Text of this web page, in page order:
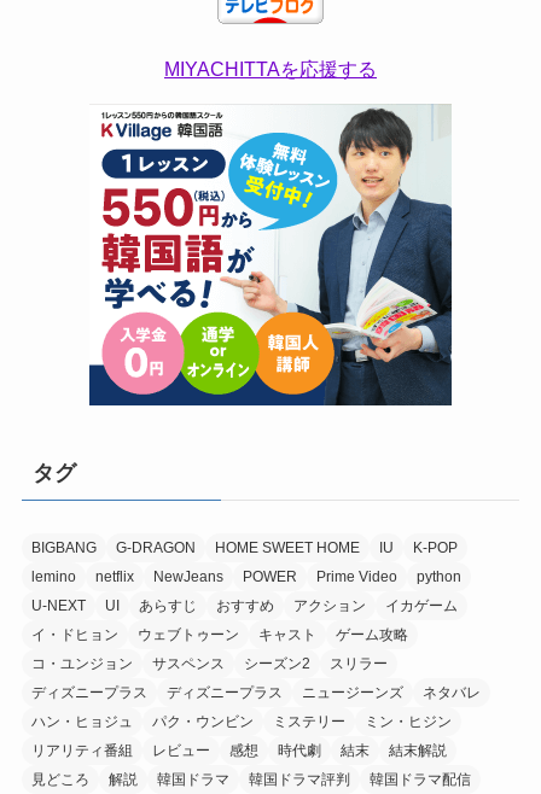
MIYACHITTAを応援する
タグ
BIGBANG G-DRAGON HOME SWEET HOME IU
K-POP
lemino
netflix NewJeans POWER Prime Video
python
U-NEXT
UI あらすじ おすすめ アクション
イカゲーム
イ・ドヒョン
ウェブトゥーン キャスト
ゲーム攻略
コ・ユンジョン
サスペンス シーズン2
スリラー
ディズニープラス
ディズニープラス ニュージーンズ
ネタバレ
ハン・ヒョジュ
パク・ウンビン ミステリー
ミン・ヒジン
リアリティ番組
レビュー 感想 時代劇 結末
結末解説
見どころ
解説 韓国ドラマ 韓国ドラマ評判 韓国ドラマ配信